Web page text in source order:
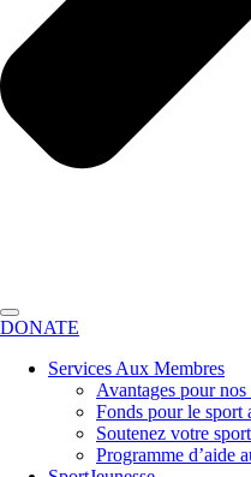
DONATE
Services Aux Membres
Avantages pour nos
Fonds pour le sport
Soutenez votre
Programme d’aide